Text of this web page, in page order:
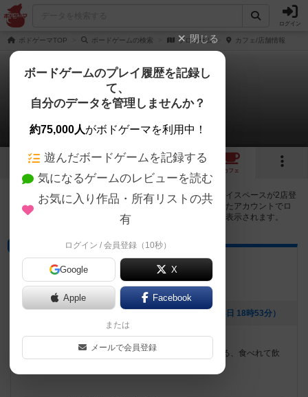
ログイン
ボドゲーマTOP ボードゲームの検索 ブロッサム カフェ/店舗情報
ブロッサム
2店のカフェ/スペースが提供中
2
カフェ
ブロッサムで遊ぶことができるボードゲームカフェ・プレイスペースが2店登
録されています。公開プロフィールの都道府県が設定されたアカウントでロ
グインすると、同じ都道府県内の店舗に絞り込むボタンが表示されます。
SCREEN
愛知県春日井市若草通3-53
[NEW] 海外からゲームが届きました🛩（2021年12月28日 18時53分）
遊べるボードゲーム
1500種類以上のボードゲームが遊べる！買える、塗れる、食べれて飲
閉じる
ボードゲームのプレイ履歴を記録し
て、
自分のデータを管理しませんか？
約75,000人がボドゲーマを利用中！
遊んだボードゲームを記録する
気になるゲームのレビューを読む
お気に入り作品・所有リストの共
有
ログイン / 会員登録（10秒）
Google X
Apple Facebook
または
メールで会員登録